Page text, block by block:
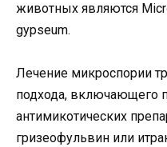
животных являются
gypseum.
Лечение микроспории
подхода, включающего
антимикотических
гризеофульвин или